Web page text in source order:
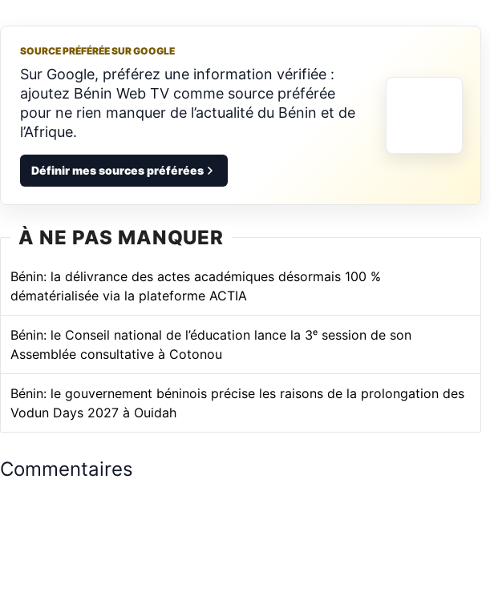
SOURCE PRÉFÉRÉE SUR GOOGLE
Sur Google, préférez une information vérifiée :
ajoutez Bénin Web TV comme source préférée
pour ne rien manquer de l’actualité du Bénin et de
l’Afrique.
Définir mes sources préférées
À NE PAS MANQUER
Bénin: la délivrance des actes académiques désormais 100 %
dématérialisée via la plateforme ACTIA
Bénin: le Conseil national de l’éducation lance la 3ᵉ session de son
Assemblée consultative à Cotonou
Bénin: le gouvernement béninois précise les raisons de la prolongation des
Vodun Days 2027 à Ouidah
Commentaires